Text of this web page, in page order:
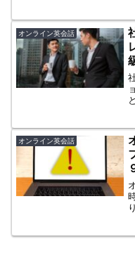
オンライン英会話
オンライン英会話